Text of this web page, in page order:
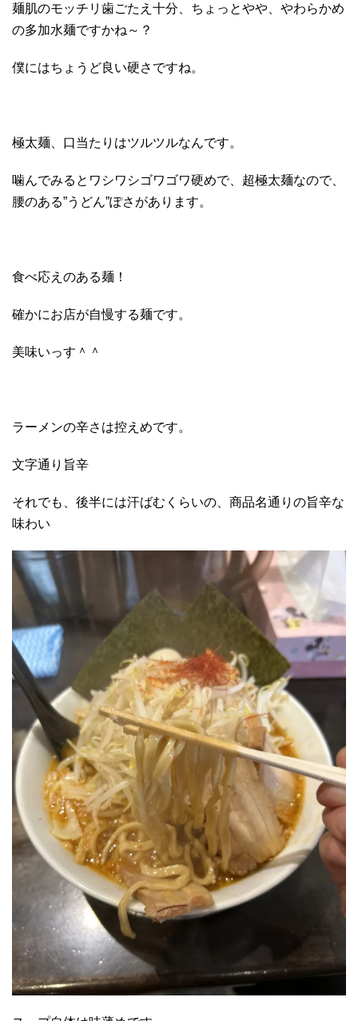
麺肌のモッチリ歯ごたえ十分、ちょっとやや、やわらかめ
の多加水麺ですかね～？
僕にはちょうど良い硬さですね。
極太麺、口当たりはツルツルなんです。
噛んでみるとワシワシゴワゴワ硬めで、超極太麺なので、
腰のある”うどん”ぽさがあります。
食べ応えのある麺！
確かにお店が自慢する麺です。
美味いっす＾＾
ラーメンの辛さは控えめです。
文字通り旨辛
それでも、後半には汗ばむくらいの、商品名通りの旨辛な
味わい